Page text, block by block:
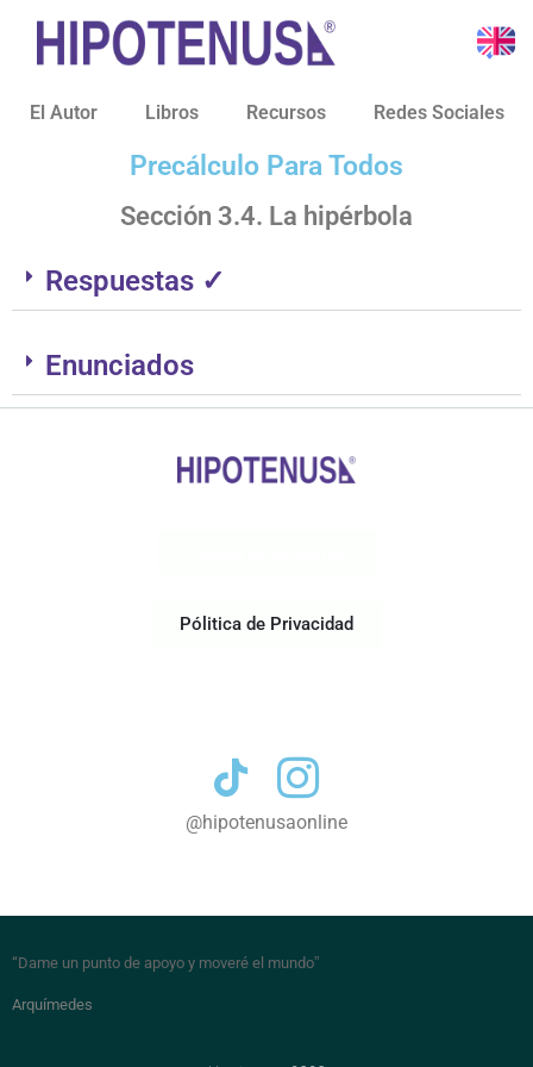
El Autor Libros Recursos Redes Sociales
Precálculo Para Todos
Sección 3.4. La hipérbola
Respuestas ✓
Enunciados
Pólitica de Privacidad
@hipotenusaonline
“Dame un punto de apoyo y moveré el mundo”
Arquímedes